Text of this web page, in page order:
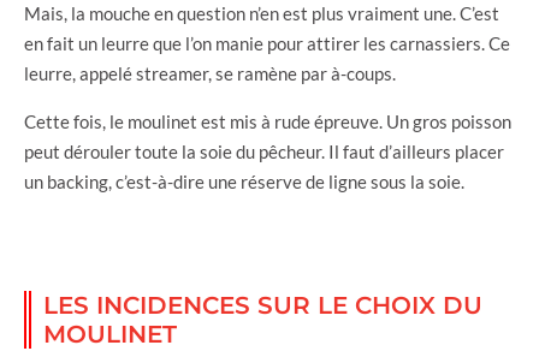
Mais, la mouche en question n’en est plus vraiment une. C’est
en fait un leurre que l’on manie pour attirer les carnassiers. Ce
leurre, appelé streamer, se ramène par à-coups.
Cette fois, le moulinet est mis à rude épreuve. Un gros poisson
peut dérouler toute la soie du pêcheur. Il faut d’ailleurs placer
un backing, c’est-à-dire une réserve de ligne sous la soie.
LES INCIDENCES SUR LE CHOIX DU
MOULINET